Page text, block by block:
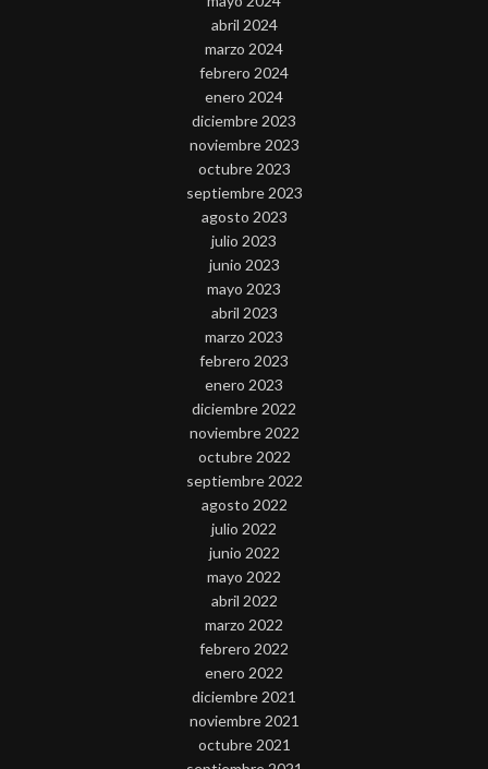
abril 2024
marzo 2024
febrero 2024
enero 2024
diciembre 2023
noviembre 2023
octubre 2023
septiembre 2023
agosto 2023
julio 2023
junio 2023
mayo 2023
abril 2023
marzo 2023
febrero 2023
enero 2023
diciembre 2022
noviembre 2022
octubre 2022
septiembre 2022
agosto 2022
julio 2022
junio 2022
mayo 2022
abril 2022
marzo 2022
febrero 2022
enero 2022
diciembre 2021
noviembre 2021
octubre 2021